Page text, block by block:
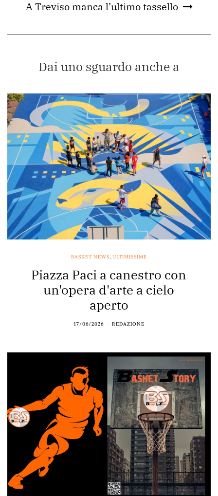
A Treviso manca l’ultimo tassello
Dai uno sguardo anche a
BASKET NEWS, ULTIMISSIME
Piazza Paci a canestro con
un'opera d'arte a cielo
aperto
17/06/2026 REDAZIONE